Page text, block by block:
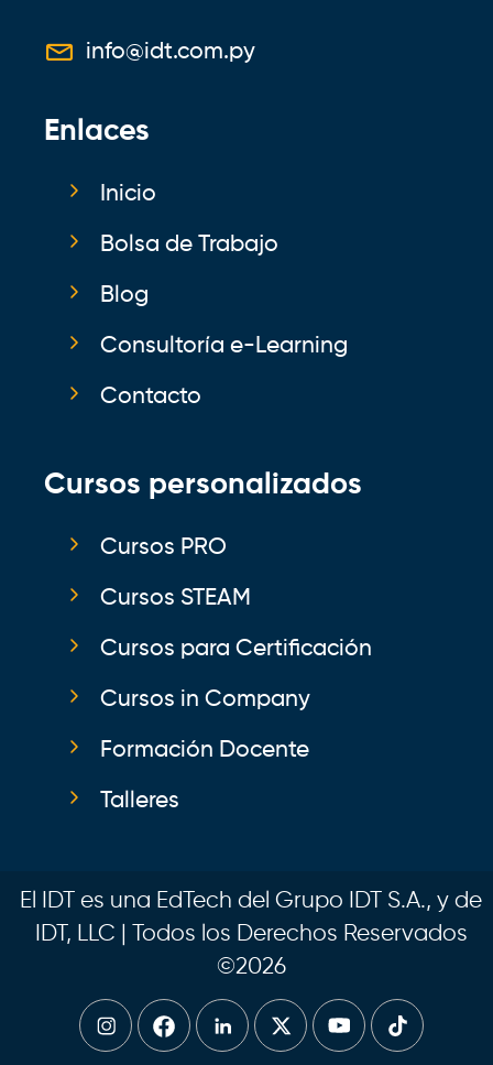
info@idt.com.py
Enlaces
Inicio
Bolsa de Trabajo
Blog
Consultoría e-Learning
Contacto
Cursos personalizados
Cursos PRO
Cursos STEAM
Cursos para Certificación
Cursos in Company
Formación Docente
Talleres
El IDT es una EdTech del Grupo IDT S.A., y de
IDT, LLC | Todos los Derechos Reservados
©2026